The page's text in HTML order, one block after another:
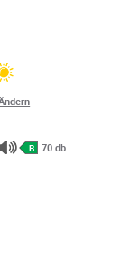
B 70 db